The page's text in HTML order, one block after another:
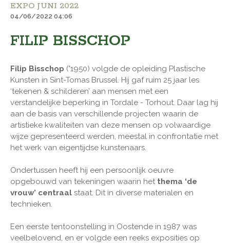
EXPO JUNI 2022
04/06/2022 04:06
FILIP BISSCHOP
Filip Bisschop (°1950) volgde de opleiding Plastische
Kunsten in Sint-Tomas Brussel. Hij gaf ruim 25 jaar les
‘tekenen & schilderen’ aan mensen met een
verstandelijke beperking in Tordale - Torhout. Daar lag hij
aan de basis van verschillende projecten waarin de
artistieke kwaliteiten van deze mensen op volwaardige
wijze gepresenteerd werden, meestal in confrontatie met
het werk van eigentijdse kunstenaars.
Ondertussen heeft hij een persoonlijk oeuvre
opgebouwd van tekeningen waarin het thema ‘de
vrouw’ centraal staat. Dit in diverse materialen en
technieken.
Een eerste tentoonstelling in Oostende in 1987 was
veelbelovend, en er volgde een reeks exposities op